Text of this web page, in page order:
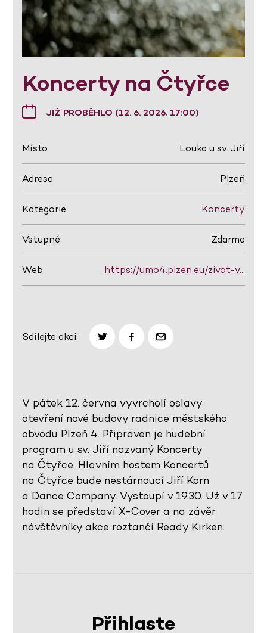
Koncerty na Čtyřce
JIŽ PROBĚHLO (12. 6. 2026, 17:00)
Místo Louka u sv. Jiří
Adresa Plzeň
Kategorie Koncerty
Vstupné Zdarma
Web https://umo4.plzen.eu/zivot-v…
Sdílejte akci:
V pátek 12. června vyvrcholí oslavy
otevření nové budovy radnice městského
obvodu Plzeň 4. Připraven je hudební
program u sv. Jiří nazvaný Koncerty
na Čtyřce. Hlavním hostem Koncertů
na Čtyřce bude nestárnoucí Jiří Korn
a Dance Company. Vystoupí v 19.30. Už v 17
hodin se představí X-Cover a na závěr
návštěvníky akce roztančí Ready Kirken.
Přihlaste